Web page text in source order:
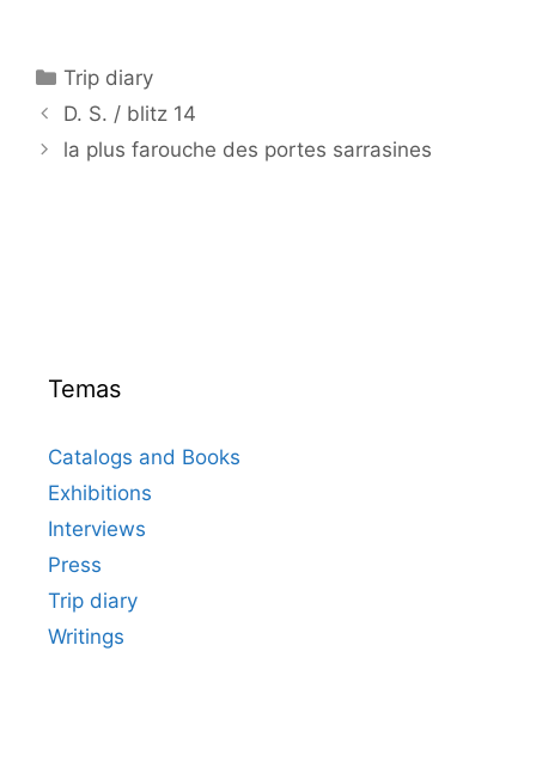
Categorías
Trip diary
D. S. / blitz 14
la plus farouche des portes sarrasines
Temas
Catalogs and Books
Exhibitions
Interviews
Press
Trip diary
Writings